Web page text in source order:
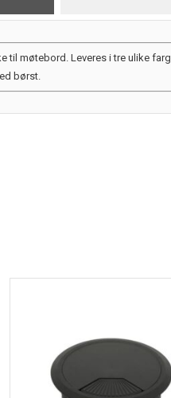
til møtebord. Leveres i tre ulike
børst.